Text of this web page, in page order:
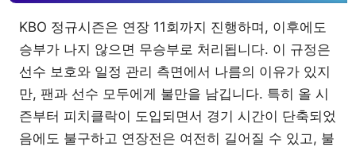
KBO 정규시즌은 연장 11회까지 진행하며, 이후에도
승부가 나지 않으면 무승부로 처리됩니다. 이 규정은
선수 보호와 일정 관리 측면에서 나름의 이유가 있지
만, 팬과 선수 모두에게 불만을 남깁니다. 특히 올 시
즌부터 피치클락이 도입되면서 경기 시간이 단축되었
음에도 불구하고 연장전은 여전히 길어질 수 있고, 불